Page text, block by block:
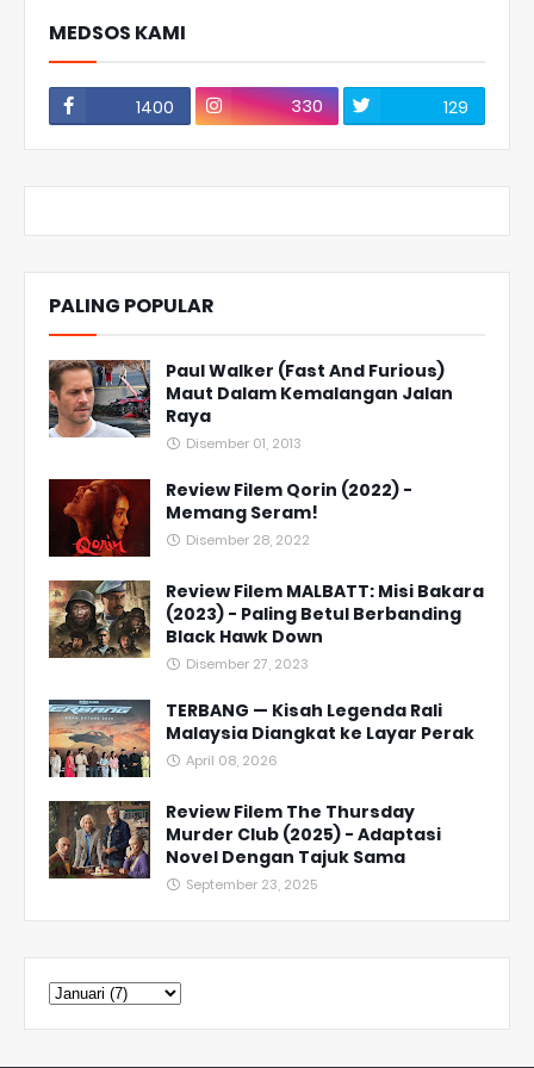
MEDSOS KAMI
1400 330 129
PALING POPULAR
Paul Walker (Fast And Furious)
Maut Dalam Kemalangan Jalan
Raya
Disember 01, 2013
Review Filem Qorin (2022) -
Memang Seram!
Disember 28, 2022
Review Filem MALBATT: Misi Bakara
(2023) - Paling Betul Berbanding
Black Hawk Down
Disember 27, 2023
TERBANG — Kisah Legenda Rali
Malaysia Diangkat ke Layar Perak
April 08, 2026
Review Filem The Thursday
Murder Club (2025) - Adaptasi
Novel Dengan Tajuk Sama
September 23, 2025